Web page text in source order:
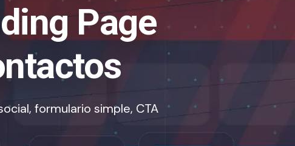
Page
formulario simple, CTA